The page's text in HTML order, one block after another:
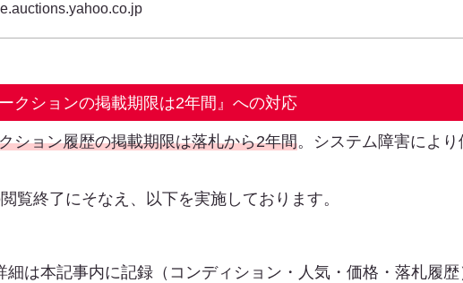
ークションの掲載期限は2年間』への対応
ション履歴の掲載期限は落札から2年間。システム障害によ
覧終了にそなえ、以下を実施しております。
細は本記事内に記録（コンディション・人気・価格・落札履歴